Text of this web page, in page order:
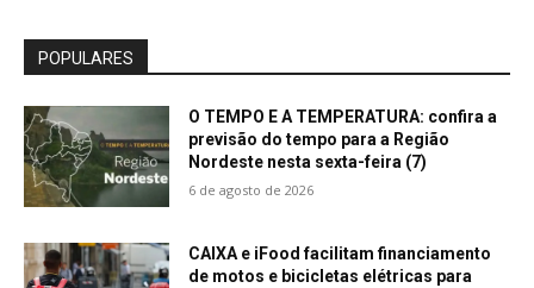
POPULARES
O TEMPO E A TEMPERATURA: confira a
previsão do tempo para a Região
Nordeste nesta sexta-feira (7)
6 de agosto de 2026
CAIXA e iFood facilitam financiamento
de motos e bicicletas elétricas para